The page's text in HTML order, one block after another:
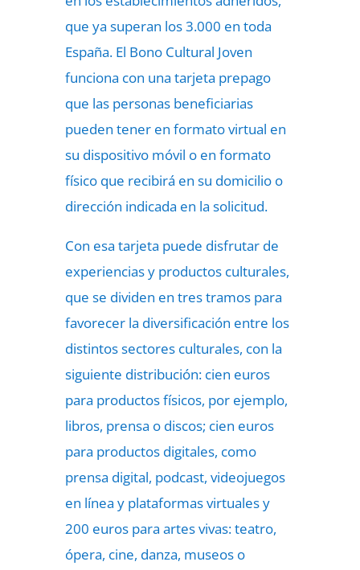
que ya superan los 3.000 en toda
España. El Bono Cultural Joven
funciona con una tarjeta prepago
que las personas beneficiarias
pueden tener en formato virtual en
su dispositivo móvil o en formato
físico que recibirá en su domicilio o
dirección indicada en la solicitud.
Con esa tarjeta puede disfrutar de
experiencias y productos culturales,
que se dividen en tres tramos para
favorecer la diversificación entre los
distintos sectores culturales, con la
siguiente distribución: cien euros
para productos físicos, por ejemplo,
libros, prensa o discos; cien euros
para productos digitales, como
prensa digital, podcast, videojuegos
en línea y plataformas virtuales y
200 euros para artes vivas: teatro,
ópera, cine, danza, museos o